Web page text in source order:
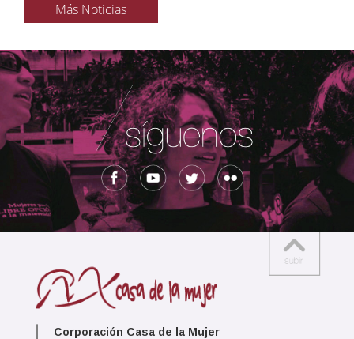
Más Noticias
Corporación Casa de la Mujer